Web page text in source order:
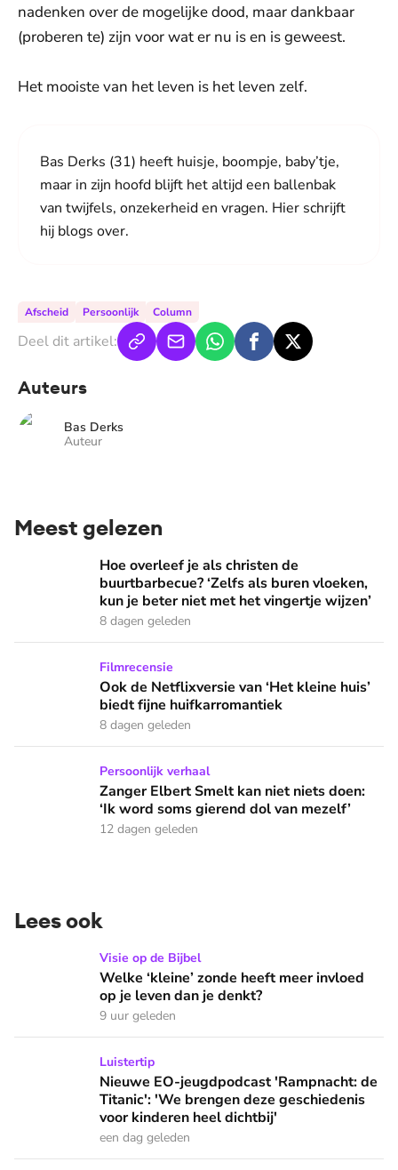
nadenken over de mogelijke dood, maar dankbaar
(proberen te) zijn voor wat er nu is en is geweest.
Het mooiste van het leven is het leven zelf.
Bas Derks (31) heeft huisje, boompje, baby’tje,
maar in zijn hoofd blijft het altijd een ballenbak
van twijfels, onzekerheid en vragen. Hier schrijft
hij blogs over.
Afscheid Persoonlijk Column
Deel dit artikel:
Auteurs
Bas Derks
Auteur
Meest gelezen
Hoe overleef je als christen de buurtbarbecue? ‘Zelfs als
Hoe overleef je als christen de
buurtbarbecue? ‘Zelfs als buren vloeken,
kun je beter niet met het vingertje wijzen’
8 dagen geleden
Ook de Netflixversie van ‘Het kleine huis’ biedt fijne
Filmrecensie
Ook de Netflixversie van ‘Het kleine huis’
biedt fijne huifkarromantiek
8 dagen geleden
Zanger Elbert Smelt kan niet niets doen: ‘Ik word soms
Persoonlijk verhaal
Zanger Elbert Smelt kan niet niets doen:
‘Ik word soms gierend dol van mezelf’
12 dagen geleden
Lees ook
Welke ‘kleine’ zonde heeft meer invloed op je leven dan je
Visie op de Bijbel
Welke ‘kleine’ zonde heeft meer invloed
op je leven dan je denkt?
9 uur geleden
Nieuwe EO-jeugdpodcast 'Rampnacht: de Titanic': 'We
Luistertip
Nieuwe EO-jeugdpodcast 'Rampnacht: de
Titanic': 'We brengen deze geschiedenis
voor kinderen heel dichtbij'
een dag geleden